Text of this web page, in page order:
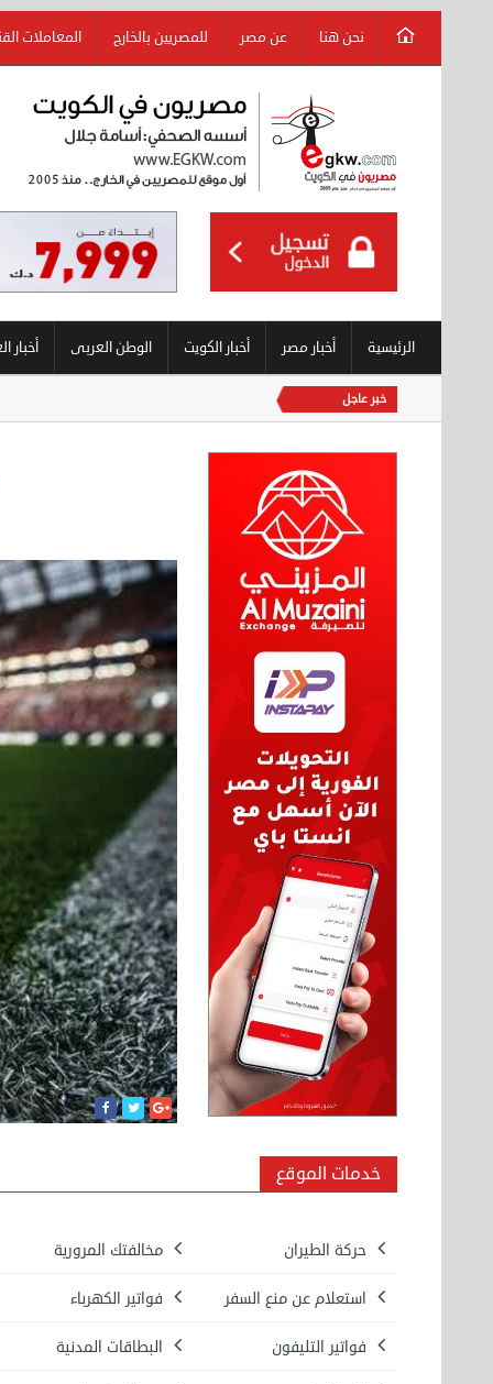
نحن هنا عن مصر للمصريين بالخارج المعاملات
الرئيسية أخبار مصر أخبار الكويت الوطن العربى أخبار
خبر عاجل
خدمات الموقع
حركة الطيران مخالفتك المرورية
استعلام عن منع السفر فواتير الكهرباء
فواتير التليفون البطاقات المدنية